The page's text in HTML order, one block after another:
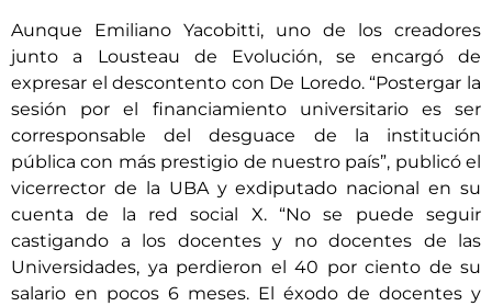
Aunque Emiliano Yacobitti, uno de los creadores
junto a Lousteau de Evolución, se encargó de
expresar el descontento con De Loredo. “Postergar la
sesión por el financiamiento universitario es ser
corresponsable del desguace de la institución
pública con más prestigio de nuestro país”, publicó el
vicerrector de la UBA y exdiputado nacional en su
cuenta de la red social X. “No se puede seguir
castigando a los docentes y no docentes de las
Universidades, ya perdieron el 40 por ciento de su
salario en pocos 6 meses. El éxodo de docentes y